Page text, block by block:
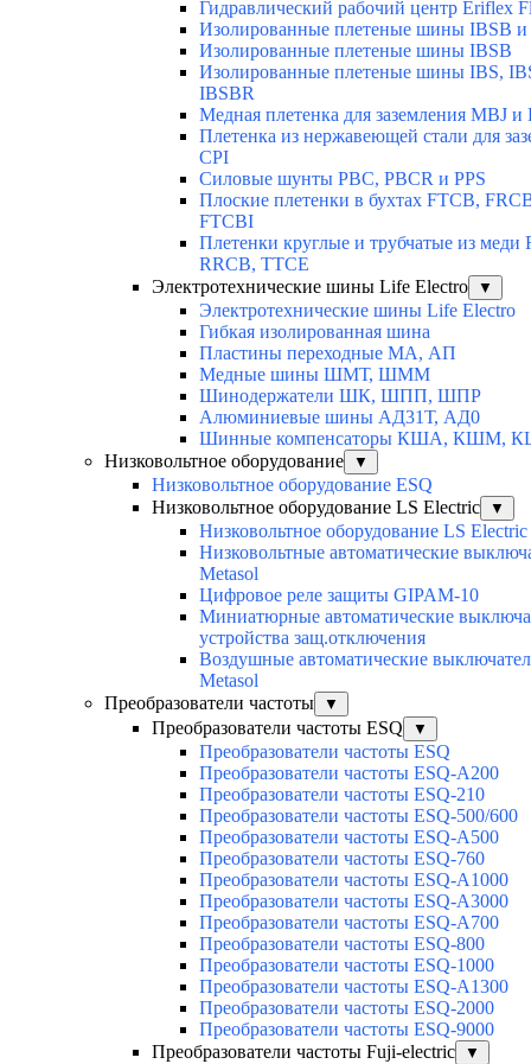
Гидравлический рабочий центр Eriflex
Изолированные плетеные шины IBSB
Изолированные плетеные шины IBSB
Изолированные плетеные шины IBS,
IBSBR
Медная плетенка для заземления MBJ и
Плетенка из нержавеющей стали для
CPI
Силовые шунты PBC, PBCR и PPS
Плоские плетенки в бухтах FTCB,
FTCBI
Плетенки круглые и трубчатые из меди
RRCB, TTCE
Электротехнические шины Life Electro
▼
Электротехнические шины Life Electro
Гибкая изолированная шина
Пластины переходные МА, АП
Медные шины ШМТ, ШММ
Шинодержатели ШК, ШПП, ШПР
Алюминиевые шины АД31Т, АД0
Шинные компенсаторы КША, КШМ,
Низковольтное оборудование
▼
Низковольтное оборудование ESQ
Низковольтное оборудование LS Electric
▼
Низковольтное оборудование LS Electric
Низковольтные автоматические
Metasol
Цифровое реле защиты GIPAM-10
Миниатюрные автоматические
устройства защ.отключения
Воздушные автоматические
Metasol
Преобразователи частоты
▼
Преобразователи частоты ESQ ▼
Преобразователи частоты ESQ
Преобразователи частоты ESQ-A200
Преобразователи частоты ESQ-210
Преобразователи частоты ESQ-500/600
Преобразователи частоты ESQ-A500
Преобразователи частоты ESQ-760
Преобразователи частоты ESQ-A1000
Преобразователи частоты ESQ-A3000
Преобразователи частоты ESQ-A700
Преобразователи частоты ESQ-800
Преобразователи частоты ESQ-1000
Преобразователи частоты ESQ-A1300
Преобразователи частоты ESQ-2000
Преобразователи частоты ESQ-9000
Преобразователи частоты Fuji-electric
▼